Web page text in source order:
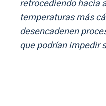
retrocediendo hacia
temperaturas más
desencadenen
que podrían impedir